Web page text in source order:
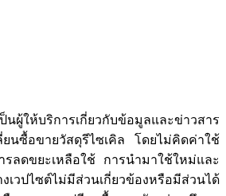
นผู้ให้บริการเกี่ยวกับข้อมูลและข่าวสาร
นซื้อขายวัสดุรีไซเคิล โดยไม่คิดค่าใช้
ลดขยะเหลือใช้ การนำมาใช้ใหม่และ
วปไซต์ไม่มีส่วนเกี่ยวข้องหรือมีส่วนได้